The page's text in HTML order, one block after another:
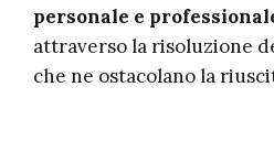
personale e
attraverso la risoluzione
che ne ostacolano la